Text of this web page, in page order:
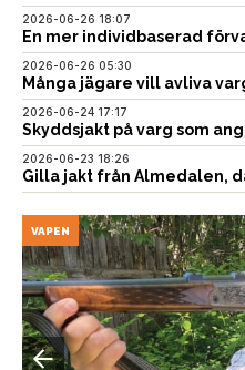
2026-06-26 18:07
En mer individbaserad
2026-06-26 05:30
Många jägare vill avliva
2026-06-24 17:17
Skyddsjakt på varg som
2026-06-23 18:26
Gilla jakt från Almedalen,
VAPEN